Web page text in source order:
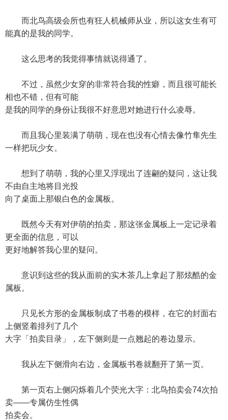
而北鸟高级会所也有狂人机械师从业，所以这女生有可
能真的是我的同学。
这么思考的我觉得事情就说得通了。
不过，虽然少女穿的非常符合我的性癖，而且很可能长
相也不错，但有可能
是我的同学的身份让我很不好意思对她进行什么凌辱。
而且我心里装满了萌萌，现在也没有心情去像竹隼先生
一样把玩少女。
想到了萌萌，我的心里又浮现出了连翩的疑问，这让我
不由自主地将目光投
向了桌面上那银白色的金属板。
既然今天有对伊萌的拍卖，那这张金属板上一定记录着
更全面的信息，可以
更好地解答我心里的疑问。
意识到这些的我从面前的实木茶几上拿起了那炫酷的金
属板。
只见长方形的金属板制成了书卷的模样，在它的封面右
上侧竖着排列了几个
大字「拍卖目录」，左下侧则是一点翘起的卷边显示。
我从左下侧滑向右边，金属板书卷就翻开了第一页。
第一页右上侧闪烁着几个荧光大字：北鸟拍卖会74次拍
卖——专属仿生性偶
拍卖会。